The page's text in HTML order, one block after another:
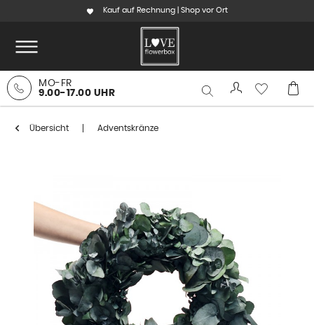
Kauf auf Rechnung | Shop vor Ort
MO-FR
9.00-17.00 UHR
Übersicht Adventskränze